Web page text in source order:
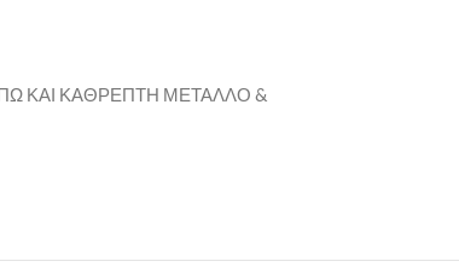
ΚΑΙ ΚΑΘΡΕΠΤΗ ΜΕΤΑΛΛΟ &